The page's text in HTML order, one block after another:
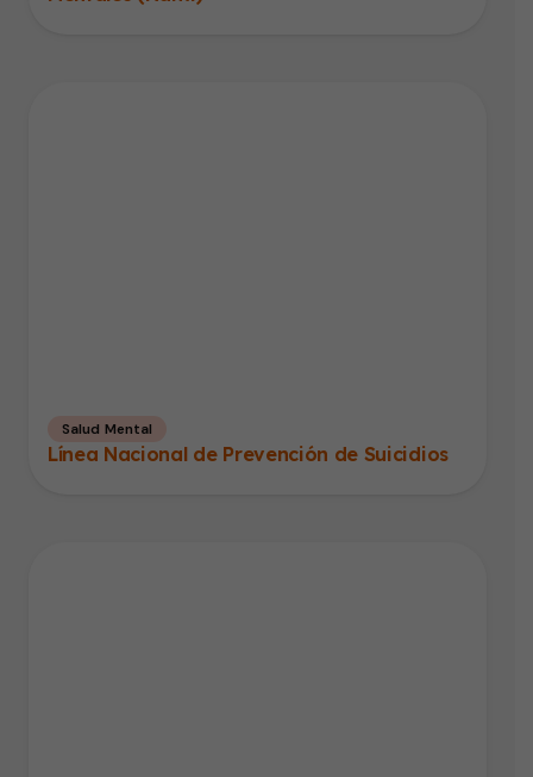
Salud Mental
Línea Nacional de Prevención de Suicidios